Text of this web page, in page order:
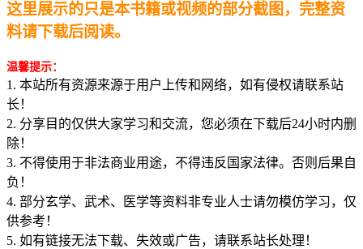
这里展示的只是本书籍或视频的部分截图，完整资
料请下载后阅读。
温馨提示：
1. 本站所有资源来源于用户上传和网络，如有侵权请联系站
长！
2. 分享目的仅供大家学习和交流，您必须在下载后24小时内删
除！
3. 不得使用于非法商业用途，不得违反国家法律。否则后果自
负！
4. 部分玄学、武术、医学等资料非专业人士请勿模仿学习，仅
供参考！
5. 如有链接无法下载、失效或广告，请联系站长处理！